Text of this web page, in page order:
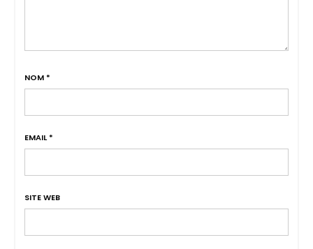
NOM *
EMAIL*
SITE WEB